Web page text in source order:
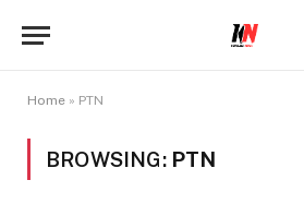
Home » PTN
BROWSING: PTN